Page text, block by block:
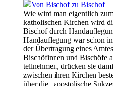
Von Bischof zu Bischof
Wie wird man eigentlich
katholischen Kirchen wird
Bischof durch
Handauflegung war schon
der Übertragung eines
Bischöfinnen und Bischöfe
teilnehmen, drücken sie
zwischen ihren Kirchen
über die „apostolische